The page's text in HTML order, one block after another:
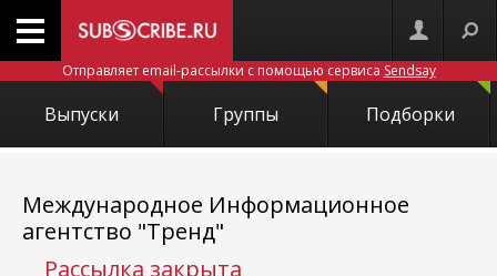
Отправляет email-рассылки с помощью сервиса Sendsay
Выпуски Группы Подборки
Международное Информационное
агентство "Тренд"
Рассылка закрыта